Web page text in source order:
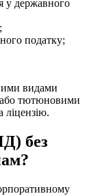
у державного
податку;
видами
ліцензію.
без